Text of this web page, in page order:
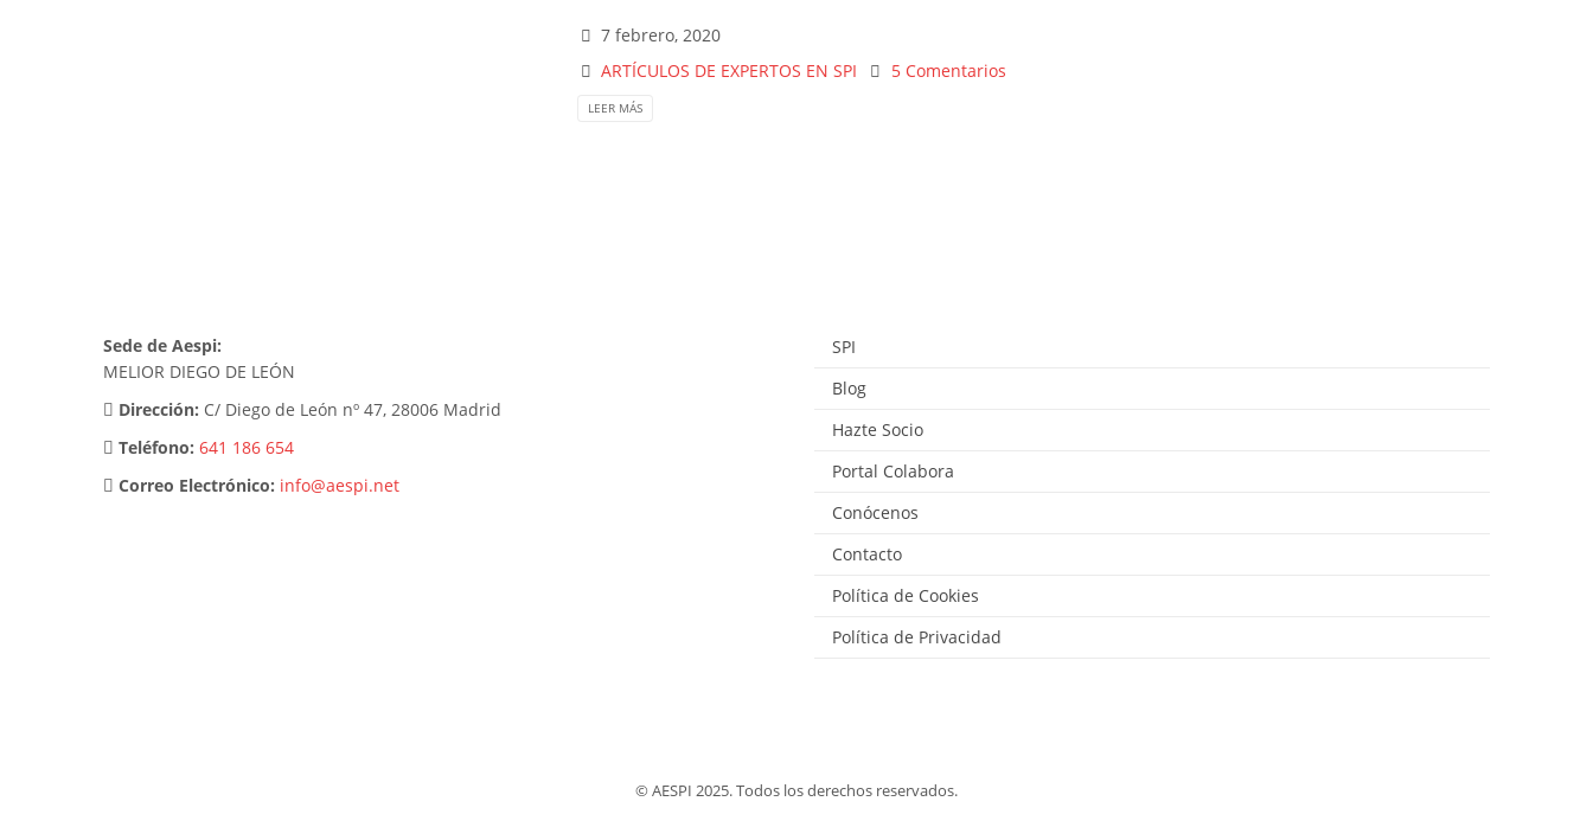
7 febrero, 2020
ARTÍCULOS DE EXPERTOS EN SPI
5 Comentarios
LEER MÁS
Sede de Aespi:
MELIOR DIEGO DE LEÓN
Dirección: C/ Diego de León nº 47, 28006 Madrid
Teléfono: 641 186 654
Correo Electrónico: info@aespi.net
SPI
Blog
Hazte Socio
Portal Colabora
Conócenos
Contacto
Política de Cookies
Política de Privacidad
© AESPI 2025. Todos los derechos reservados.